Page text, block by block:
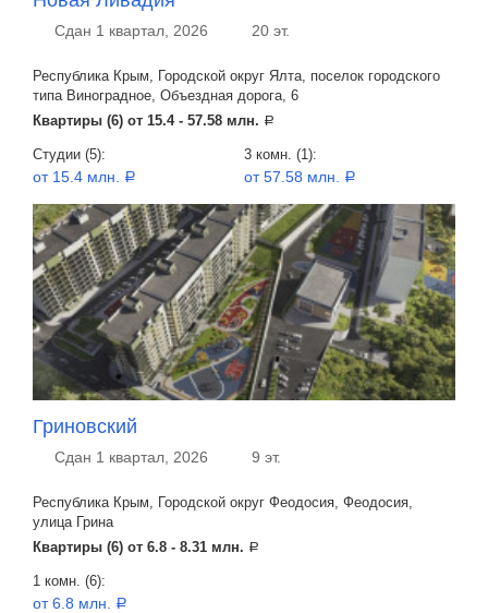
Сдан 1 квартал, 2026 20 эт.
Республика Крым, Городской округ Ялта, поселок городского
типа Виноградное, Объездная дорога, 6
Квартиры (6) от 15.4 - 57.58 млн. a
Студии (5):
от 15.4 млн. a
3 комн. (1):
от 57.58 млн. a
Гриновский
Сдан 1 квартал, 2026 9 эт.
Республика Крым, Городской округ Феодосия, Феодосия,
улица Грина
Квартиры (6) от 6.8 - 8.31 млн. a
1 комн. (6):
от 6.8 млн. a